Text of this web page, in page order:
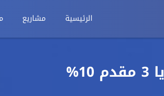
الرئيسية مشاريع